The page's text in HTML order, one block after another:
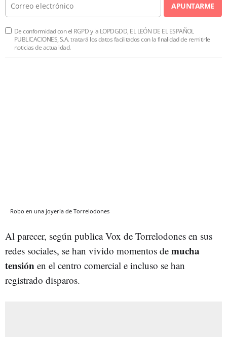
APUNTARME
De conformidad con el RGPD y la LOPDGDD, EL LEÓN DE EL ESPAÑOL
PUBLICACIONES, S.A. tratará los datos facilitados con la finalidad de remitirle
noticias de actualidad.
Robo en una joyería de Torrelodones
Al parecer, según publica Vox de Torrelodones en sus
redes sociales, se han vivido momentos de mucha
tensión en el centro comercial e incluso se han
registrado disparos.